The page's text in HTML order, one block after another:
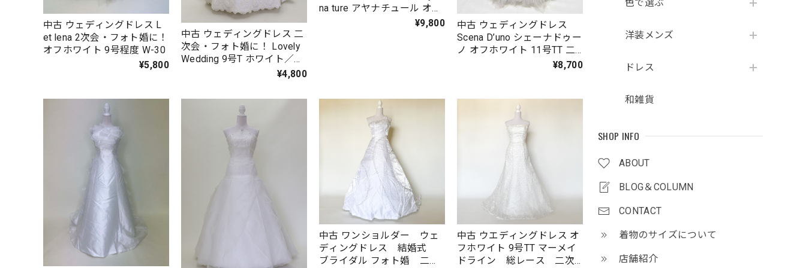
色で選ぶ
洋装メンズ
ドレス
和雑貨
SHOP INFO
ABOUT
BLOG＆COLUMN
CONTACT
着物のサイズについて
店舗紹介
中古 ウェディングドレス L
et lena 2次会・フォト婚に！
オフホワイト 9号程度 W-30
¥5,800
中古 ウェディングドレス 二
次会・フォト婚に！ Lovely
Wedding 9号T ホワイト／
white Aラインドレス W-75
¥4,800
na ture アヤナチュール オフ
ホワイト 7号TT W-107¥9,800
中古 ウェディングドレス
Scena D’uno シェーナドゥー
ノ オフホワイト 11号TT 二
次会・ステージ・撮影用¥8,700
中古 ワンショルダー ウェ
ディングドレス 結婚式
ブライダル フォト婚 二次
中古 ウエディングドレス オ
フホワイト 9号TT マーメイ
ドライン 総レース 二次